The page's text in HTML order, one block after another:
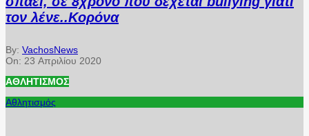
τον λένε..Κορόνα
By: VachosNews
On: 23 Απριλίου 2020
ΑΘΛΗΤΙΣΜΌΣ
Αθλητισμός